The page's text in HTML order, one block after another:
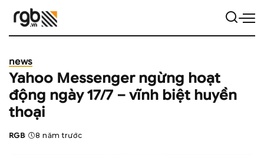
news
Yahoo Messenger ngừng hoạt
động ngày 17/7 – vĩnh biệt huyền
thoại
Posted
RGB 8 năm trước